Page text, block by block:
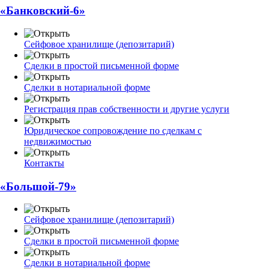
«Банковский-6»
Сейфовое хранилище (депозитарий)
Сделки в простой письменной форме
Сделки в нотариальной форме
Регистрация прав собственности и другие услуги
Юридическое сопровождение по сделкам с
недвижимостью
Контакты
«Большой-79»
Сейфовое хранилище (депозитарий)
Сделки в простой письменной форме
Сделки в нотариальной форме